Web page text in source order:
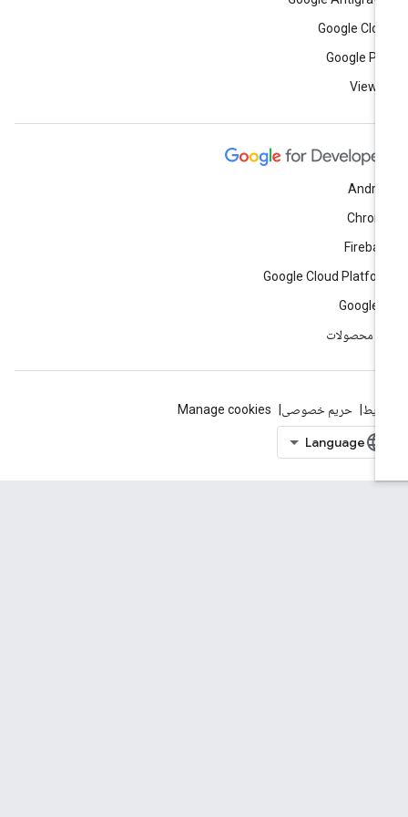
Google
Google
View
Google Cloud
Google
محصولات
حریم خصوصی Manage cookies